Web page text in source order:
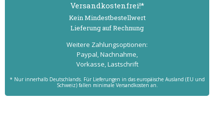
Versand­kostenfrei!*
Kein Mindest­bestell­wert
Lieferung auf Rechnung
Weitere Zahlungs­optionen:
Paypal, Nachnahme,
Vorkasse, Lastschrift
* Nur innerhalb Deutschlands. Für Lieferungen in das europäische Ausland (EU und
Schweiz) fallen minimale Versandkosten an.